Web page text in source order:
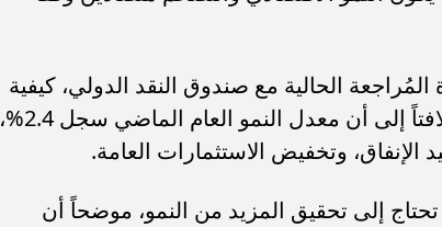
الحالية مع صندوق النقد الدولي، كيفية
عودة الاقتصاد المصري لمسار النمو المُتسارع، لافتاً إلى أن معدل النمو العام الماضي سجل 2.4%،
وتخفيض الاستثمارات العامة.
إلى تحقيق المزيد من النمو، موضحاً أن